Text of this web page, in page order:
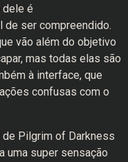
dele é
ser compreendido.
vão além do objetivo
mas todas elas são
à interface, que
confusas com o
Pilgrim of Darkness
uma super sensação